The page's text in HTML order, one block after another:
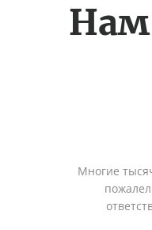
Нам
Многие